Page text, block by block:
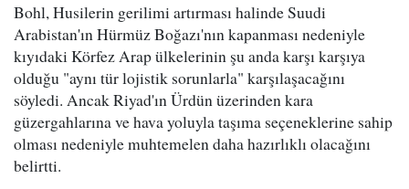
Bohl, Husilerin gerilimi artırması halinde Suudi
Arabistan'ın Hürmüz Boğazı'nın kapanması nedeniyle
kıyıdaki Körfez Arap ülkelerinin şu anda karşı karşıya
olduğu "aynı tür lojistik sorunlarla" karşılaşacağını
söyledi. Ancak Riyad'ın Ürdün üzerinden kara
güzergahlarına ve hava yoluyla taşıma seçeneklerine sahip
olması nedeniyle muhtemelen daha hazırlıklı olacağını
belirtti.